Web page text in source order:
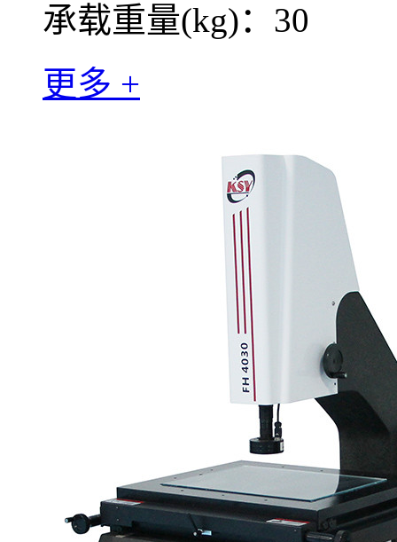
承载重量(kg)：30
更多 +